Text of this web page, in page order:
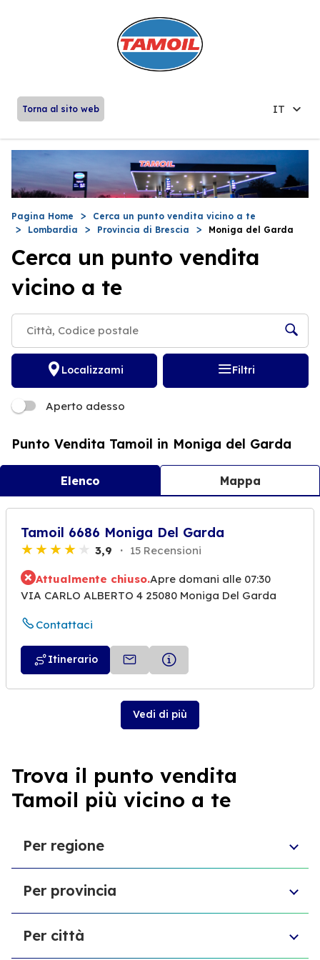
Torna al sito web IT
Pagina Home
Cerca un punto vendita vicino a te
Lombardia
Provincia di Brescia Moniga del Garda
Cerca un punto vendita
vicino a te
Localizzami Filtri
Aperto adesso
Punto Vendita Tamoil in Moniga del Garda
Elenco Mappa
Tamoil 6686 Moniga Del Garda
3,9 15 Recensioni
Attualmente chiuso.Apre domani alle 07:30
VIA CARLO ALBERTO 4 25080 Moniga Del Garda
Contattaci
Itinerario
Vedi di più
Trova il punto vendita
Tamoil più vicino a te
Per regione
Veneto
Abruzzo
Friuli-Venezia Giulia
Sardegna
Per provincia
Libero consorzio comunale di Ragusa
Provincia di Vicenza
Per città